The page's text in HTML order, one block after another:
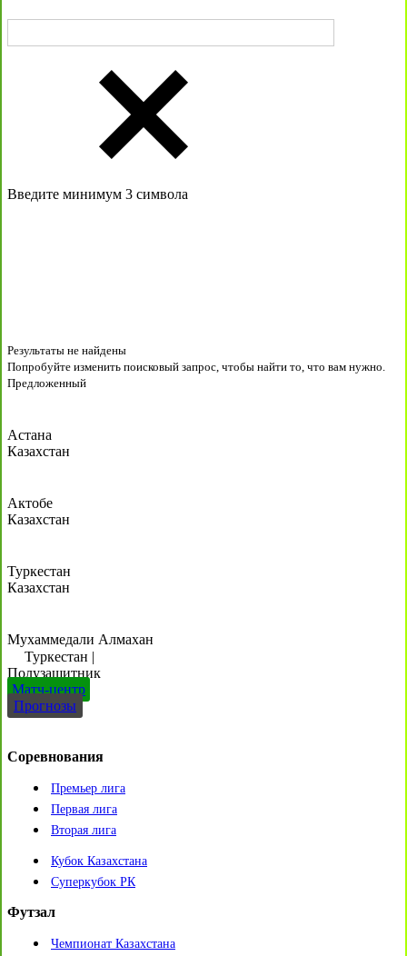
Введите минимум 3 символа
Результаты не найдены
Попробуйте изменить поисковый запрос, чтобы найти то, что вам нужно.
Предложенный
Астана
Казахстан
Актобе
Казахстан
Туркестан
Казахстан
Мухаммедали Алмахан
Туркестан |
Полузащитник
Матч-центр
Прогнозы
Соревнования
Премьер лига
Первая лига
Вторая лига
Кубок Казахстана
Суперкубок РК
Футзал
Чемпионат Казахстана